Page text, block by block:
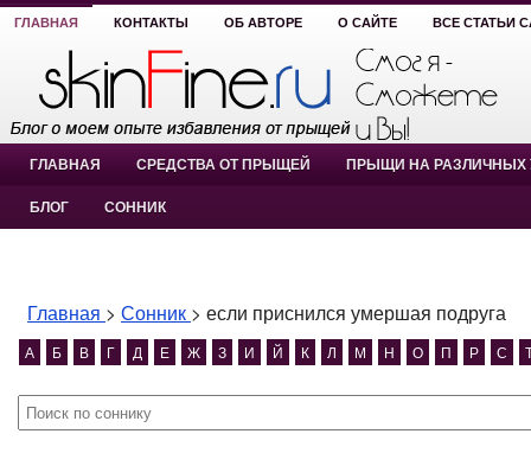
ГЛАВНАЯ КОНТАКТЫ ОБ АВТОРЕ О САЙТЕ ВСЕ СТАТЬИ
ГЛАВНАЯ СРЕДСТВА ОТ ПРЫЩЕЙ ПРЫЩИ НА РАЗЛИЧНЫХ
БЛОГ СОННИК
Главная > Сонник > если приснился умершая подруга
А Б В Г Д Е Ж З И Й К Л М Н О П Р С